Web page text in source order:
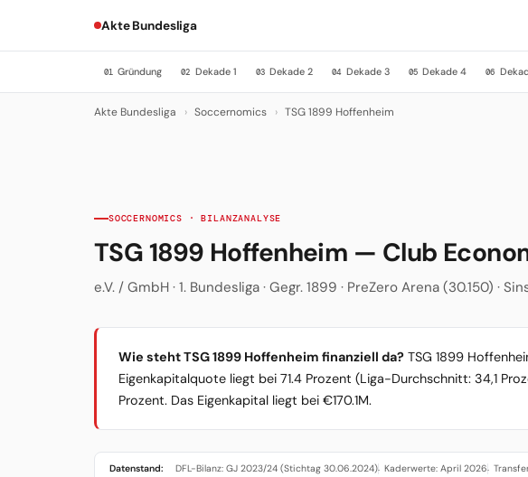
Akte Bundesliga
01 Gründung 02 Dekade 1 03 Dekade 2 04 Dekade 3 05 Dekade 4 06
Akte Bundesliga › Soccernomics › TSG 1899 Hoffenheim
SOCCERNOMICS · BILANZANALYSE
TSG 1899 Hoffenheim — Club
e.V. / GmbH · 1. Bundesliga · Gegr. 1899 · PreZero Arena (30.150) ·
Wie steht TSG 1899 Hoffenheim finanziell da? TSG 1899
Eigenkapitalquote liegt bei 71.4 Prozent (Liga-Durchschnitt: 34,1
Prozent. Das Eigenkapital liegt bei €170.1M.
Datenstand: DFL-Bilanz: GJ 2023/24 (Stichtag 30.06.2024)· Kaderwerte: April 2026·